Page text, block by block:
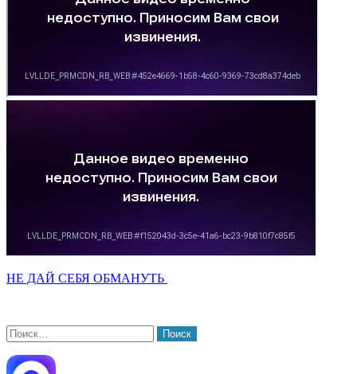
НЕ ДАЙ СЕБЯ ОБМАНУТЬ
Найти: